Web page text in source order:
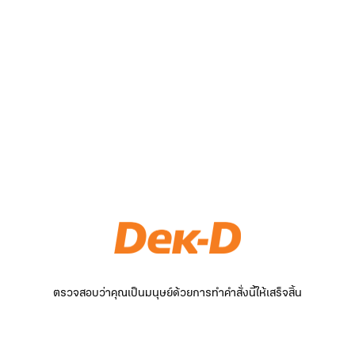
ตรวจสอบว่าคุณเป็นมนุษย์ด้วยการทำคำสั่งนี้ให้เสร็จสิ้น